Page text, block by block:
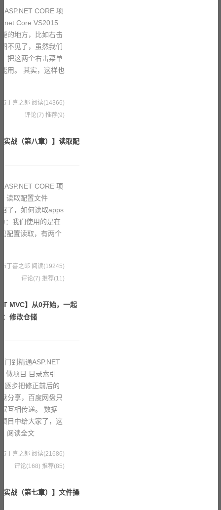
ASP.NET CORE 项
Core VS2015
的地方，比如右击
不见了，虽然我们
把这两个右击菜单
用。 其实，这样也
丁喜之郎 阅读(14366)
评论(7) 推荐(9)
实战（第八章）】读取配
ASP.NET CORE 项
读取配置文件
了，如何读取apps
：我们使用的是在
配置读取，有两个
丁喜之郎 阅读(19245)
评论(7) 推荐(11)
MVC】从0开始，一起
：修改仓储
门到精通ASP.NET
做项目 目录索引
逐步把修正前后的
分享，百度网盘只
互相传递。 数据
目中给大家了，这
阅读全文
丁喜之郎 阅读(21686)
评论(168) 推荐(85)
实战（第七章）】文件操